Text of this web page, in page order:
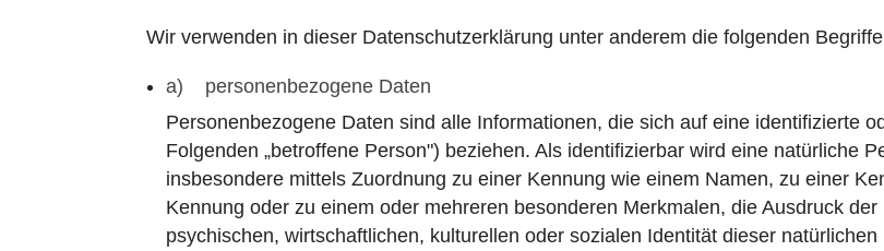
Wir verwenden in dieser Datenschutzerklärung unter anderem die folgenden
a) personenbezogene Daten
Personenbezogene Daten sind alle Informationen, die sich auf eine identifizierte
Folgenden „betroffene Person") beziehen. Als identifizierbar wird eine natürliche
insbesondere mittels Zuordnung zu einer Kennung wie einem Namen, zu einer
Kennung oder zu einem oder mehreren besonderen Merkmalen, die Ausdruck
psychischen, wirtschaftlichen, kulturellen oder sozialen Identität dieser